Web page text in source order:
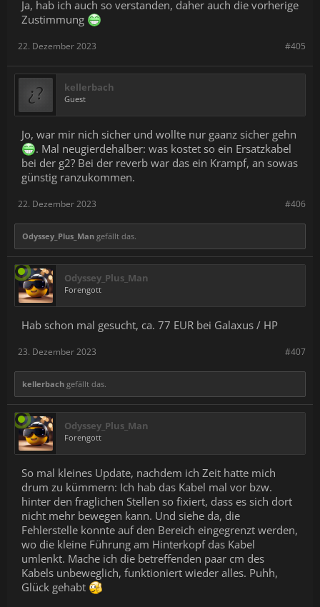
Ja, hab ich auch so verstanden, daher auch die vorherige
Zustimmung
#405
22. Dezember 2023
kellerbach
Guest
Jo, war mir nich sicher und wollte nur gaanz sicher gehn
. Mal neugierdehalber: was kostet so ein Ersatzkabel
bei der g2? Bei der reverb war das ein Krampf, an sowas
günstig ranzukommen.
#406
22. Dezember 2023
Odyssey_Plus_Man gefällt das.
Odyssey_Plus_Man
Forengott
Hab schon mal gesucht, ca. 77 EUR bei Galaxus / HP
#407
23. Dezember 2023
kellerbach gefällt das.
Odyssey_Plus_Man
Forengott
So mal kleines Update, nachdem ich Zeit hatte mich
drum zu kümmern: Ich hab das Kabel mal vor bzw.
hinter den fraglichen Stellen so fixiert, dass es sich dort
nicht mehr bewegen kann. Und siehe da, die
Fehlerstelle konnte auf den Bereich eingegrenzt werden,
wo die kleine Führung am Hinterkopf das Kabel
umlenkt. Mache ich die betreffenden paar cm des
Kabels unbeweglich, funktioniert wieder alles. Puhh,
Glück gehabt